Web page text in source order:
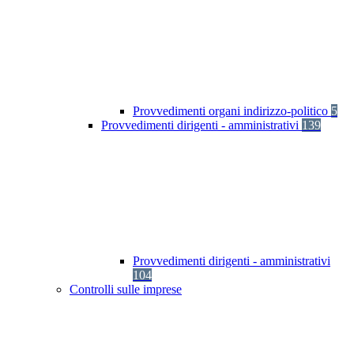
Provvedimenti organi indirizzo-politico 5
Provvedimenti dirigenti - amministrativi 139
Provvedimenti dirigenti - amministrativi
104
Controlli sulle imprese